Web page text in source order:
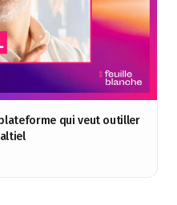
plateforme qui veut outiller